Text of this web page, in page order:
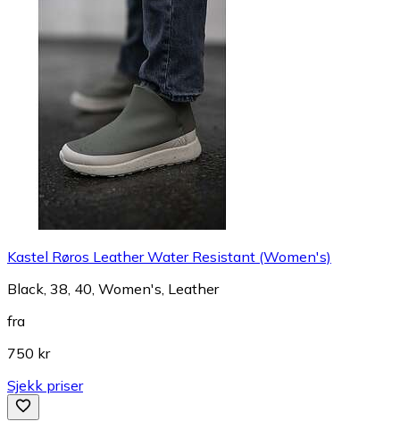
Kastel Røros Leather Water Resistant (Women's)
Black, 38, 40, Women's, Leather
fra
750 kr
Sjekk priser